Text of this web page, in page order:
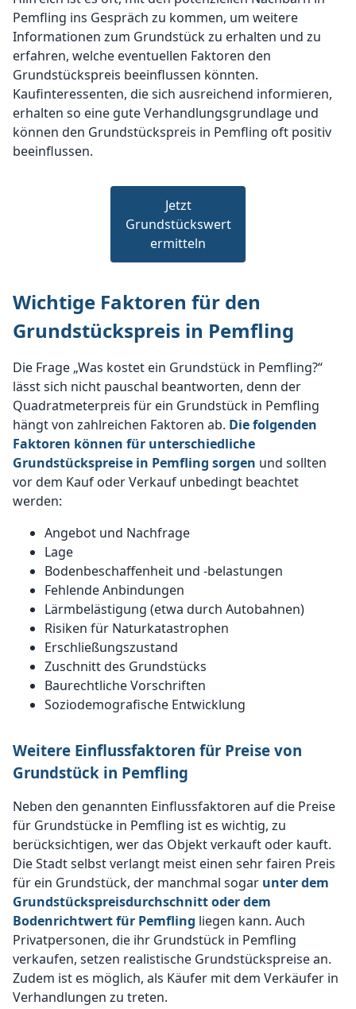
Pemfling ins Gespräch zu kommen, um weitere
Informationen zum Grundstück zu erhalten und zu
erfahren, welche eventuellen Faktoren den
Grundstückspreis beeinflussen könnten.
Kaufinteressenten, die sich ausreichend informieren,
erhalten so eine gute Verhandlungsgrundlage und
können den Grundstückspreis in Pemfling oft positiv
beeinflussen.
Jetzt
Grundstückswert
ermitteln
Wichtige Faktoren für den
Grundstückspreis in Pemfling
Die Frage „Was kostet ein Grundstück in Pemfling?“
lässt sich nicht pauschal beantworten, denn der
Quadratmeterpreis für ein Grundstück in Pemfling
hängt von zahlreichen Faktoren ab. Die folgenden
Faktoren können für unterschiedliche
Grundstückspreise in Pemfling sorgen und sollten
vor dem Kauf oder Verkauf unbedingt beachtet
werden:
Angebot und Nachfrage
Lage
Bodenbeschaffenheit und -belastungen
Fehlende Anbindungen
Lärmbelästigung (etwa durch Autobahnen)
Risiken für Naturkatastrophen
Erschließungszustand
Zuschnitt des Grundstücks
Baurechtliche Vorschriften
Soziodemografische Entwicklung
Weitere Einflussfaktoren für Preise von
Grundstück in Pemfling
Neben den genannten Einflussfaktoren auf die Preise
für Grundstücke in Pemfling ist es wichtig, zu
berücksichtigen, wer das Objekt verkauft oder kauft.
Die Stadt selbst verlangt meist einen sehr fairen Preis
für ein Grundstück, der manchmal sogar unter dem
Grundstückspreisdurchschnitt oder dem
Bodenrichtwert für Pemfling liegen kann. Auch
Privatpersonen, die ihr Grundstück in Pemfling
verkaufen, setzen realistische Grundstückspreise an.
Zudem ist es möglich, als Käufer mit dem Verkäufer in
Verhandlungen zu treten.